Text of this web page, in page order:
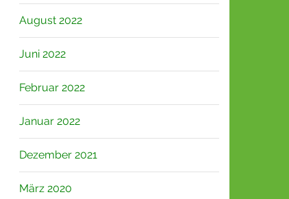
August 2022
Juni 2022
Februar 2022
Januar 2022
Dezember 2021
März 2020